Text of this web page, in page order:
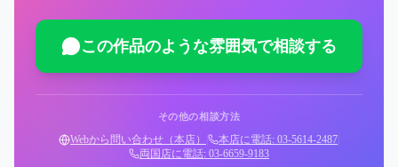
この作品のような雰囲気で相談する
その他の相談方法
Webから問い合わせ（本店） 本店に電話: 03-5614-2487
両国店に電話: 03-6659-9183